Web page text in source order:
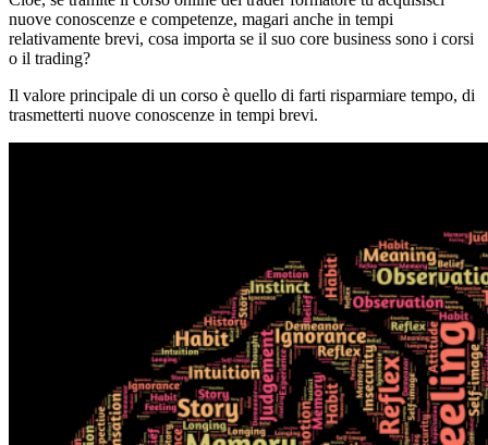
nuove conoscenze e competenze, magari anche in tempi
relativamente brevi, cosa importa se il suo core business sono i corsi
o il trading?
Il valore principale di un corso è quello di farti risparmiare tempo, di
trasmetterti nuove conoscenze in tempi brevi.